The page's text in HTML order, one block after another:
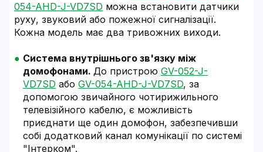
054-AHD-J-VD7SD можна встановити датчики
руху, звуковий або пожежної сигналізації.
Кожна модель має два тривожних виходи.
Система внутрішнього зв'язку між
домофонами. До пристрою GV-052-J-
VD7SD або GV-054-AHD-J-VD7SD, за
допомогою звичайного чотирижильного
телевізійного кабелю, є можливість
приєднати ще один домофон, забезпечивши
собі додатковий канал комунікації по системі
"Інтерком".